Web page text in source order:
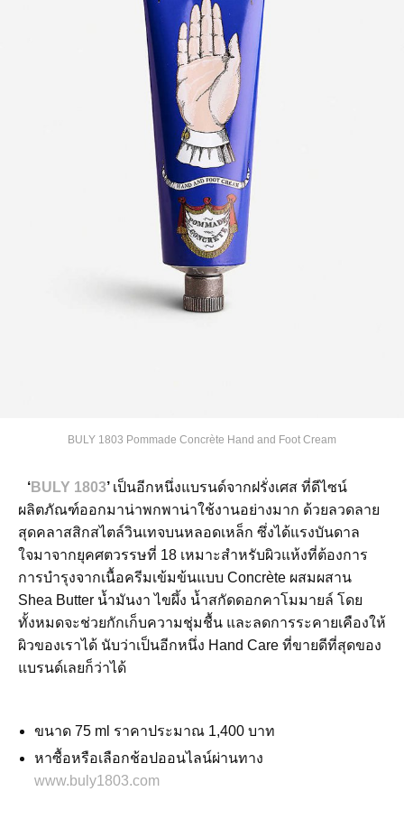
BULY 1803 Pommade Concrète Hand and Foot Cream
‘BULY 1803’ เป็นอีกหนึ่งแบรนด์จากฝรั่งเศส ที่ดีไซน์
ผลิตภัณฑ์ออกมาน่าพกพาน่าใช้งานอย่างมาก ด้วยลวดลาย
สุดคลาสสิกสไตล์วินเทจบนหลอดเหล็ก ซึ่งได้แรงบันดาล
ใจมาจากยุคศตวรรษที่ 18 เหมาะสำหรับผิวแห้งที่ต้องการ
การบำรุงจากเนื้อครีมเข้มข้นแบบ Concrète ผสมผสาน
Shea Butter น้ำมันงา ไขผึ้ง น้ำสกัดดอกคาโมมายล์ โดย
ทั้งหมดจะช่วยกักเก็บความชุ่มชื้น และลดการระคายเคืองให้
ผิวของเราได้ นับว่าเป็นอีกหนึ่ง Hand Care ที่ขายดีที่สุดของ
แบรนด์เลยก็ว่าได้
ขนาด 75 ml ราคาประมาณ 1,400 บาท
หาซื้อหรือเลือกช้อปออนไลน์ผ่านทาง
www.buly1803.com